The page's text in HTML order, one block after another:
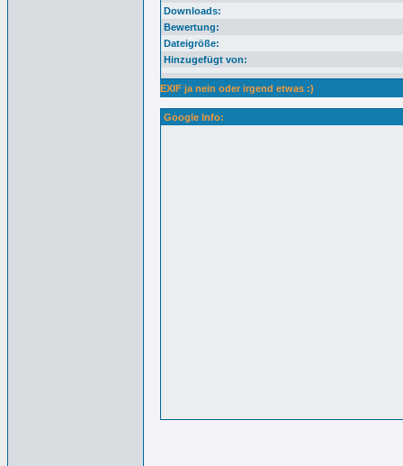
Downloads:
Bewertung:
Dateigröße:
Hinzugefügt von:
EXIF ja nein oder irgend etwas :)
Google Info: